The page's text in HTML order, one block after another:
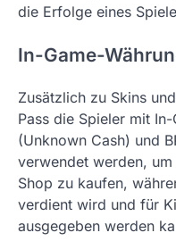
die Erfolge eines
In-Game-
Zusätzlich zu Skins
Pass die Spieler mit
(Unknown Cash) und
verwendet werden,
Shop zu kaufen,
verdient wird und für
ausgegeben werden